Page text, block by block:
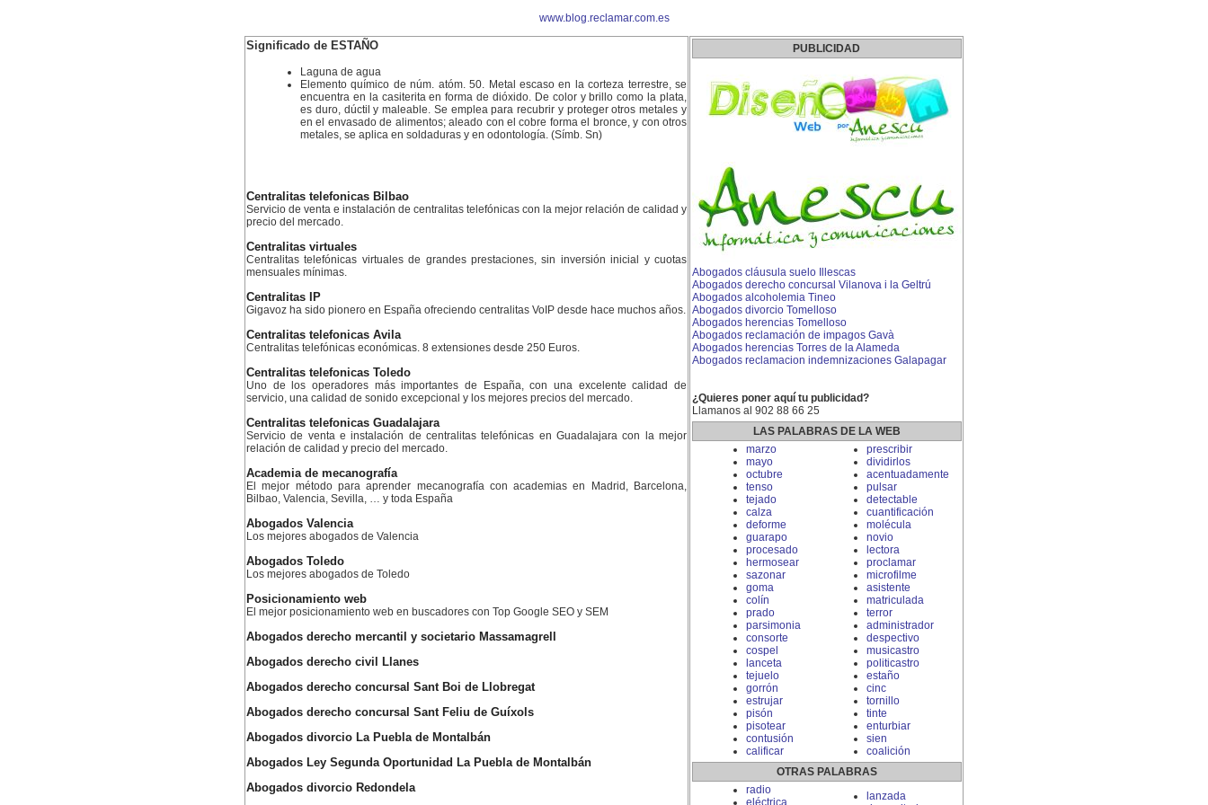
www.blog.reclamar.com.es
Significado de ESTAÑO
Laguna de agua
Elemento químico de núm. atóm. 50. Metal escaso en la corteza terrestre, se
encuentra en la casiterita en forma de dióxido. De color y brillo como la plata,
es duro, dúctil y maleable. Se emplea para recubrir y proteger otros metales y
en el envasado de alimentos; aleado con el cobre forma el bronce, y con otros
metales, se aplica en soldaduras y en odontología. (Símb. Sn)
Centralitas telefonicas Bilbao
Servicio de venta e instalación de centralitas telefónicas con la mejor relación de calidad y
precio del mercado.
Centralitas virtuales
Centralitas telefónicas virtuales de grandes prestaciones, sin inversión inicial y cuotas
mensuales mínimas.
Centralitas IP
Gigavoz ha sido pionero en España ofreciendo centralitas VoIP desde hace muchos años.
Centralitas telefonicas Avila
Centralitas telefónicas económicas. 8 extensiones desde 250 Euros.
Centralitas telefonicas Toledo
Uno de los operadores más importantes de España, con una excelente calidad de
servicio, una calidad de sonido excepcional y los mejores precios del mercado.
Centralitas telefonicas Guadalajara
Servicio de venta e instalación de centralitas telefónicas en Guadalajara con la mejor
relación de calidad y precio del mercado.
Academia de mecanografía
El mejor método para aprender mecanografía con academias en Madrid, Barcelona,
Bilbao, Valencia, Sevilla, … y toda España
Abogados Valencia
Los mejores abogados de Valencia
Abogados Toledo
Los mejores abogados de Toledo
Posicionamiento web
El mejor posicionamiento web en buscadores con Top Google SEO y SEM
Abogados derecho mercantil y societario Massamagrell
Abogados derecho civil Llanes
Abogados derecho concursal Sant Boi de Llobregat
Abogados derecho concursal Sant Feliu de Guíxols
Abogados divorcio La Puebla de Montalbán
Abogados Ley Segunda Oportunidad La Puebla de Montalbán
Abogados divorcio Redondela
PUBLICIDAD
Abogados cláusula suelo Illescas
Abogados derecho concursal Vilanova i la Geltrú
Abogados alcoholemia Tineo
Abogados divorcio Tomelloso
Abogados herencias Tomelloso
Abogados reclamación de impagos Gavà
Abogados herencias Torres de la Alameda
Abogados reclamacion indemnizaciones Galapagar
¿Quieres poner aquí tu publicidad?
Llamanos al 902 88 66 25
LAS PALABRAS DE LA WEB
marzo
mayo
octubre
tenso
tejado
calza
deforme
guarapo
procesado
hermosear
sazonar
goma
colín
prado
parsimonia
consorte
cospel
lanceta
tejuelo
gorrón
estrujar
pisón
pisotear
contusión
calificar
prescribir
dividirlos
acentuadamente
pulsar
detectable
cuantificación
molécula
novio
lectora
proclamar
microfilme
asistente
matriculada
terror
administrador
despectivo
musicastro
politicastro
estaño
cinc
tornillo
tinte
enturbiar
sien
coalición
OTRAS PALABRAS
radio
eléctrica
lanzada